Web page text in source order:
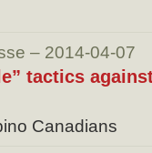
– 2014-04-07
tactics
Canadians